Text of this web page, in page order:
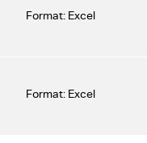
Format: Excel
Format: Excel